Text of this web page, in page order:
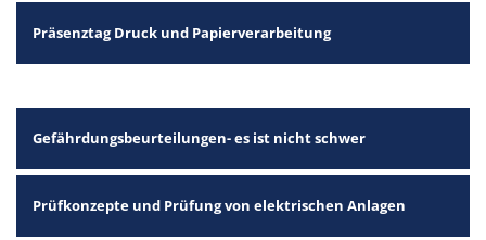
Präsenztag Druck und Papierverarbeitung
Gefährdungsbeurteilungen- es ist nicht schwer
Prüfkonzepte und Prüfung von elektrischen Anlagen